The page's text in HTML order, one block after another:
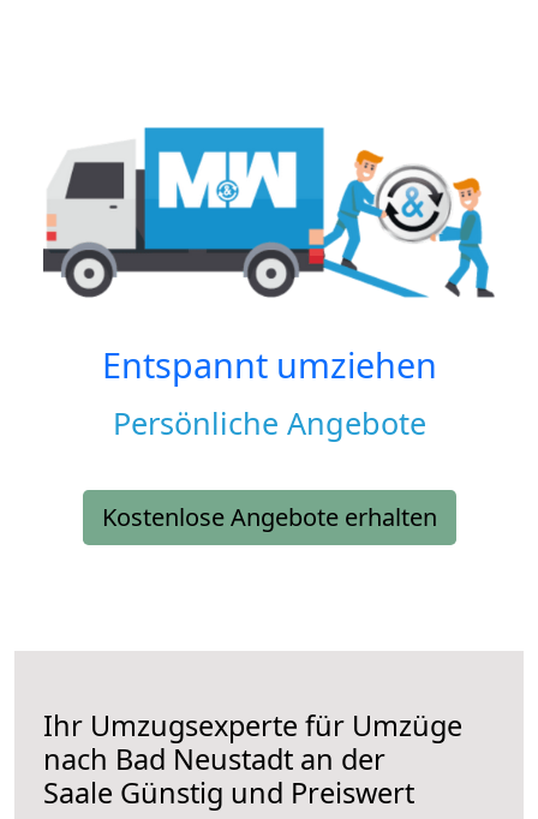
Entspannt umziehen
Persönliche Angebote
Kostenlose Angebote erhalten
Ihr Umzugsexperte für Umzüge
nach Bad Neustadt an der
Saale Günstig und Preiswert